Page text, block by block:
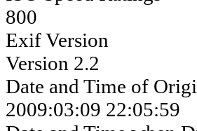
800
Exif Version
Version 2.2
Date and Time of
2009:03:09 22:05:59